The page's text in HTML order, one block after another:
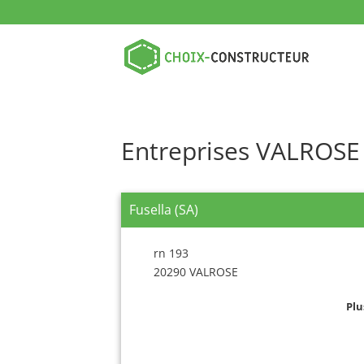
Entreprises VALROSE
Fusella (SA)
rn 193
20290 VALROSE